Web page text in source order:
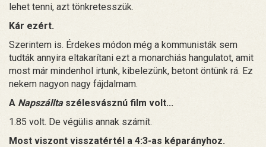
lehet tenni, azt tönkretesszük.
Kár ezért.
Szerintem is. Érdekes módon még a kommunisták sem
tudták annyira eltakarítani ezt a monarchiás hangulatot, amit
most már mindenhol irtunk, kibelezünk, betont öntünk rá. Ez
nekem nagyon nagy fájdalmam.
A Napszálltaszélesvásznú film volt...
1.85 volt. De végülis annak számít.
Most viszont visszatértél a 4:3-as képarányhoz.